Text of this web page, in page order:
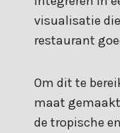
visualisatie
restaurant
Om dit te
maat
de tropische